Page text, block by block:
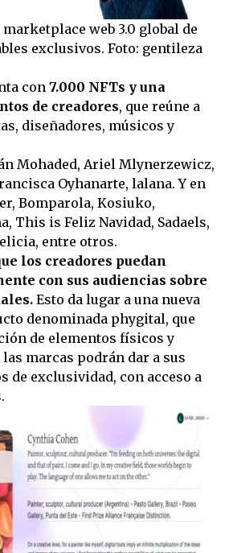
web 3.0 global de
exclusivos. Foto: gentileza
con 7.000 NFTs y una
de creadores, que reúne a
diseñadores, músicos y
Mohaded, Ariel Mlynerzewicz,
Oyhanarte, lalana. Y en
Bomparola, Kosiuko,
This is Feliz Navidad, Sadaels,
entre otros.
los creadores puedan
con sus audiencias sobre
Esto da lugar a una nueva
denominada phygital, que
de elementos físicos y
marcas podrán dar a sus
de exclusividad, con acceso a